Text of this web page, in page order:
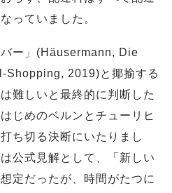
っていました。
ー」(Häusermann, Die
2019)と揶揄する
難しいと最終的に判断した
じめのベルンとチューリヒ
ち切る決断にいたりまし
公式見解として、「新しい
定だったが、時間がたつに